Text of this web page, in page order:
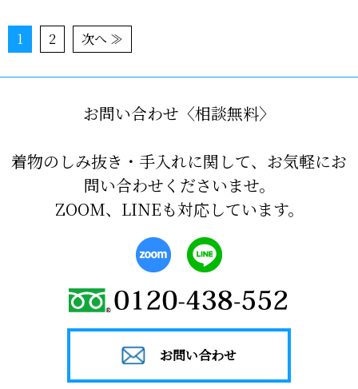
1 2 次へ ≫
お問い合わせ〈相談無料〉
着物のしみ抜き・手入れに関して、お気軽にお
問い合わせくださいませ。
ZOOM、LINEも対応しています。
お問い合わせ